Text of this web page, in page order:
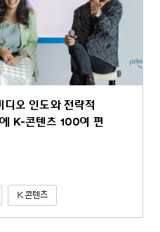
오 인도와 전략적
K-콘텐츠 100여 편
K콘텐츠